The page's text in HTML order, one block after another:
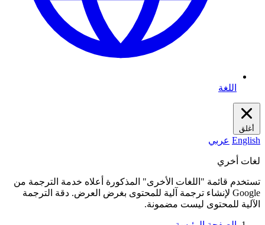
اللغة
أغلق
English عربي
لغات أخري
تستخدم قائمة "اللغات الأخرى" المذكورة أعلاه خدمة الترجمة من
Google لإنشاء ترجمة آلية للمحتوى بغرض العرض. دقة الترجمة
الآلية للمحتوى ليست مضمونة.